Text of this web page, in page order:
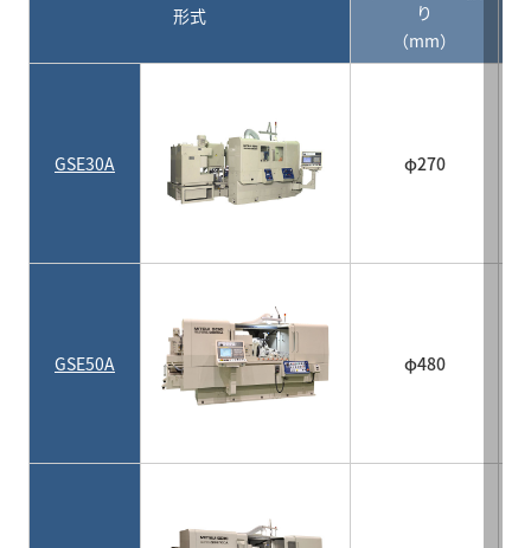
形式
り
（mm）
GSE30A φ270
GSE50A φ480